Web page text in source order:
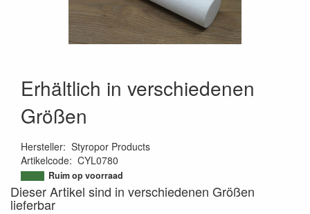
Erhältlich in verschiedenen
Größen
Hersteller: Styropor Products
Artikelcode: CYL0780
9508559646249
Ruim op voorraad
Dieser Artikel sind in verschiedenen Größen
lieferbar